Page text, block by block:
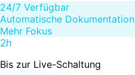
24/7 Verfügbar
Automatische Dokumentation
Mehr Fokus
Bis zur Live-Schaltung